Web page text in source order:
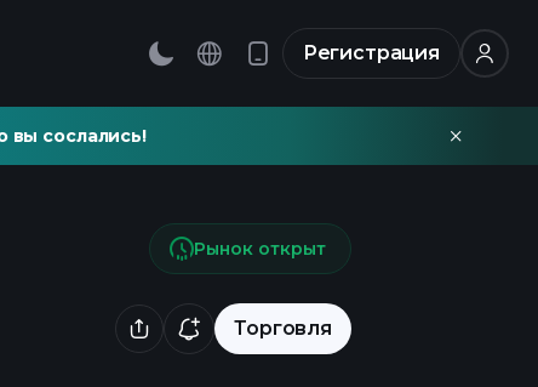
Регистрация
вы сослались!
Торговля
Рынок открыт